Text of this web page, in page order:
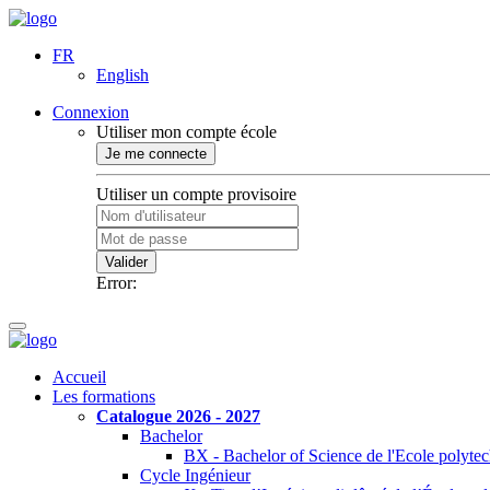
FR
English
Connexion
Utiliser mon compte école
Je me connecte
Utiliser un compte provisoire
Valider
Error:
Accueil
Les formations
Catalogue 2026 - 2027
Bachelor
BX - Bachelor of Science de l'Ecole
Cycle Ingénieur